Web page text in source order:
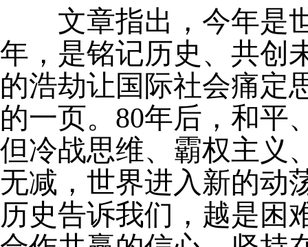
文章指出，今年是世
年，是铭记历史、共创
的浩劫让国际社会痛定
的一页。80年后，和平
但冷战思维、霸权主义
无减，世界进入新的动
历史告诉我们，越是困